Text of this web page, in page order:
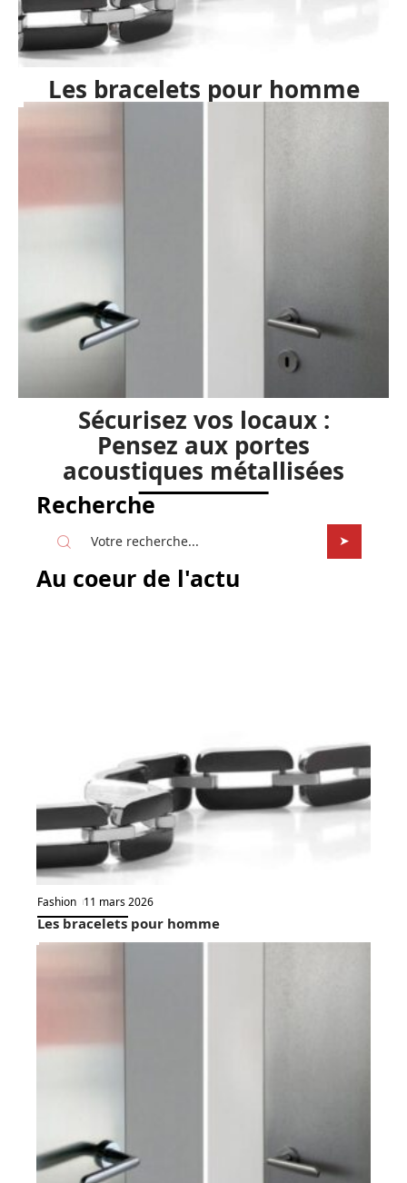
Les bracelets pour homme
Sécurisez vos locaux :
Pensez aux portes
acoustiques métallisées
Recherche
Au coeur de l'actu
Fashion 11 mars 2026
Les bracelets pour homme